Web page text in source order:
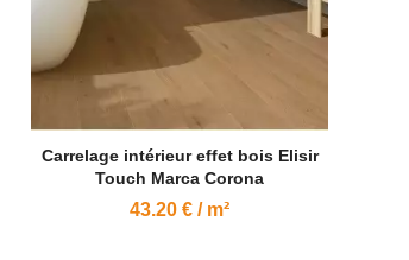
Carrelage intérieur effet bois Elisir
Touch Marca Corona
43.20 € / m²